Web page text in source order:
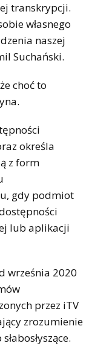
transkrypcji.
własnego
naszej
Suchański.
choć to
określa
z form
gdy podmiot
lub aplikacji
września 2020
przez iTV
zrozumienie